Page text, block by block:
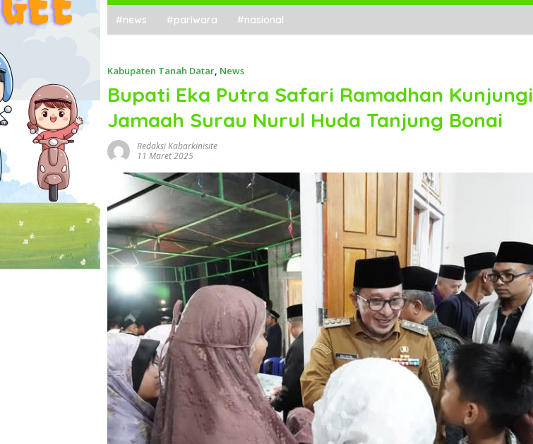
e
#news #pariwara #nasional
Kabupaten Tanah Datar, News
Bupati Eka Putra Safari Ramadhan Kunjungi
Jamaah Surau Nurul Huda Tanjung Bonai
Redaksi Kabarkinisite
11 Maret 2025